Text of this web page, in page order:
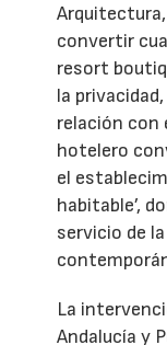
convertir
resort
la
relación con
hotelero
el
habitable’,
servicio de
La
Andalucía y